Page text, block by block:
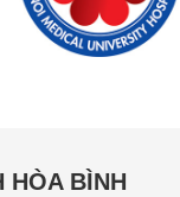
HÒA BÌNH